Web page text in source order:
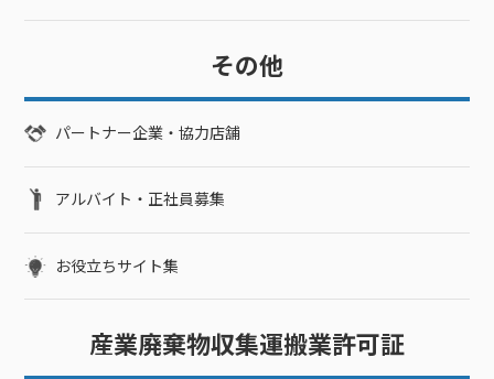
その他
パートナー企業・協力店舗
アルバイト・正社員募集
お役立ちサイト集
産業廃棄物収集運搬業許可証